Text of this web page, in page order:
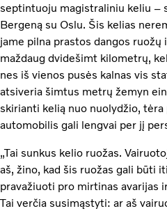
septintuoju magistraliniu keliu –
Bergeną su Oslu. Šis kelias
jame pilna prastos dangos ruožų
maždaug dvidešimt kilometrų,
nes iš vienos pusės kalnas vis
atsiveria šimtus metrų žemyn
skirianti kelią nuo nuolydžio,
automobilis gali lengvai per jį
„Tai sunkus kelio ruožas.
aš, žino, kad šis ruožas gali būti
pravažiuoti pro mirtinas avarijas
Tai verčia susimąstyti: ar aš